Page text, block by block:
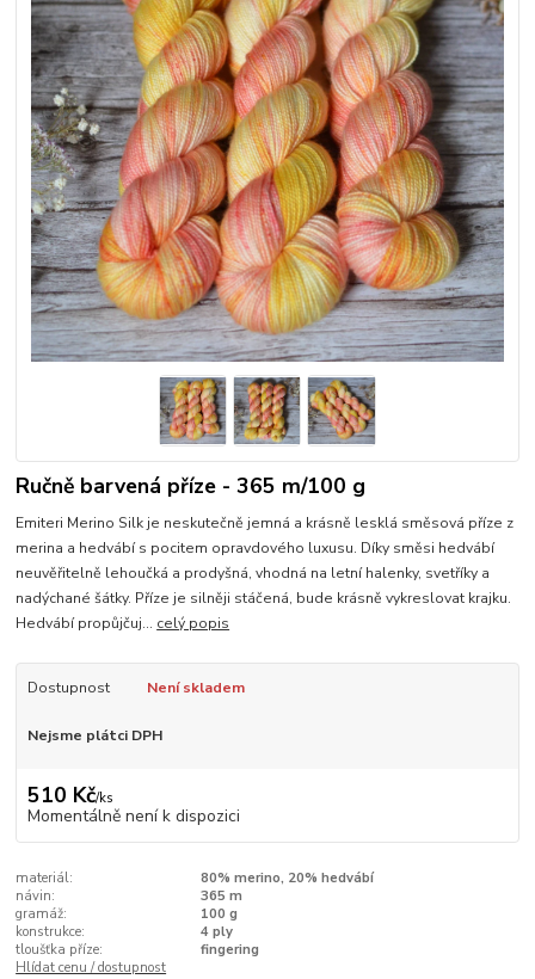
Ručně barvená příze - 365 m/100 g
Emiteri Merino Silk je neskutečně jemná a krásně lesklá směsová příze z
merina a hedvábí s pocitem opravdového luxusu. Díky směsi hedvábí
neuvěřitelně lehoučká a prodyšná, vhodná na letní halenky, svetříky a
nadýchané šátky. Příze je silněji stáčená, bude krásně vykreslovat krajku.
Hedvábí propůjčuj... celý popis
Dostupnost Není skladem
Nejsme plátci DPH
510 Kč/ks
Momentálně není k dispozici
materiál:
80% merino, 20% hedvábí
návin:
365 m
gramáž:
100 g
konstrukce:
4 ply
tloušťka příze:
fingering
Hlídat cenu / dostupnost